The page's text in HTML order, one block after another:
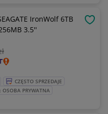
IronWolf 6TB
3.5''
CZĘSTO SPRZEDAJE
OSOBA PRYWATNA